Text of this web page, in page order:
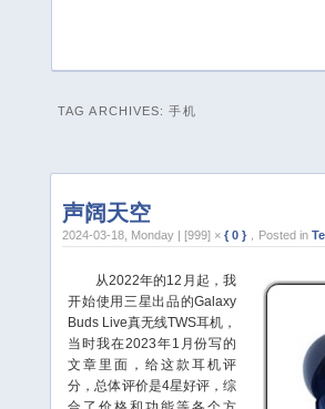
TAG ARCHIVES:手机
声阔天空
2024-03-18, Monday | [999] × { 0 } ，Posted in
从2022年的12月起，我
开始使用三星出品的Galaxy
Buds Live真无线TWS耳机，
当时我在2023年1月份写的
文章里面，给这款耳机评
分，总体评价是4星好评，综